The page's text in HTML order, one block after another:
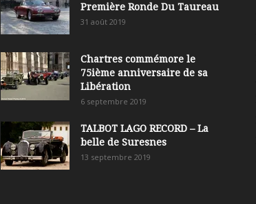
Première Ronde Du Taureau
31 août 2019
Chartres commémore le
75ième anniversaire de sa
Libération
6 septembre 2019
TALBOT LAGO RECORD – La
belle de Suresnes
13 septembre 2019